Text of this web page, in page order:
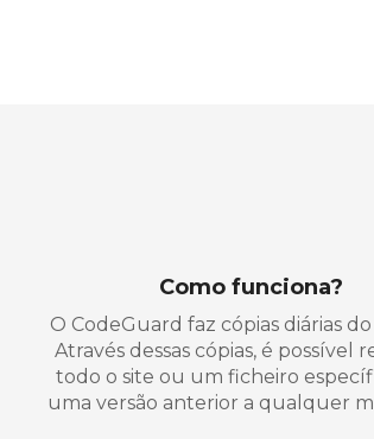
Como funciona?
O CodeGuard faz cópias diárias
Através dessas cópias, é possível
todo o site ou um ficheiro
uma versão anterior a qualquer